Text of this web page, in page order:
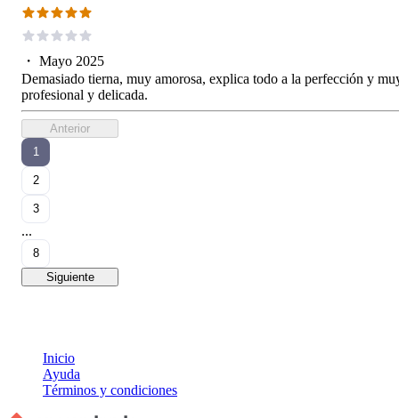
・ Mayo 2025
Demasiado tierna, muy amorosa, explica todo a la perfección y
profesional y delicada.
Anterior
1
2
3
...
8
Siguiente
Inicio
Ayuda
Términos y condiciones